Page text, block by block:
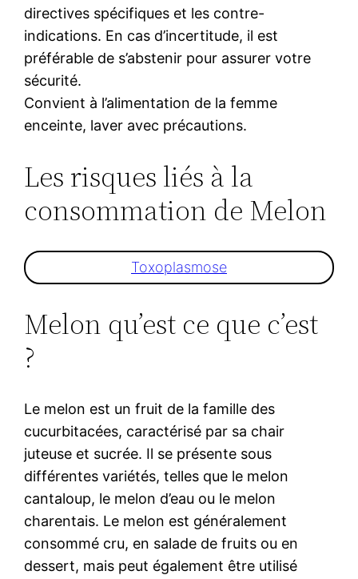
directives spécifiques et les contre-
indications. En cas d’incertitude, il est
préférable de s’abstenir pour assurer votre
sécurité.
Convient à l’alimentation de la femme
enceinte, laver avec précautions.
Les risques liés à la
consommation de Melon
Toxoplasmose
Melon qu’est ce que c’est
?
Le melon est un fruit de la famille des
cucurbitacées, caractérisé par sa chair
juteuse et sucrée. Il se présente sous
différentes variétés, telles que le melon
cantaloup, le melon d’eau ou le melon
charentais. Le melon est généralement
consommé cru, en salade de fruits ou en
dessert, mais peut également être utilisé